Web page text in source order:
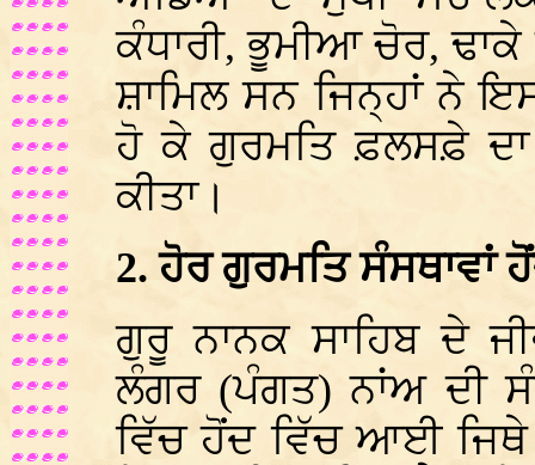
ਕੰਧਾਰੀ, ਭੂਮੀਆ ਚੋਰ,
ਸ਼ਾਮਿਲ ਸਨ ਜਿਨ੍ਹਾਂ ਨੇ
ਹੋ ਕੇ ਗੁਰਮਤਿ ਫ਼ਲਸਫ਼ੇ ਦਾ
ਕੀਤਾ।
2. ਹੋਰ ਗੁਰਮਤਿ
ਗੁਰੂ ਨਾਨਕ ਸਾਹਿਬ ਦੇ
ਲੰਗਰ (ਪੰਗਤ) ਨਾਂਅ ਦੀ
ਵਿੱਚ ਹੋਂਦ ਵਿੱਚ ਆਈ ਜਿਥੇ